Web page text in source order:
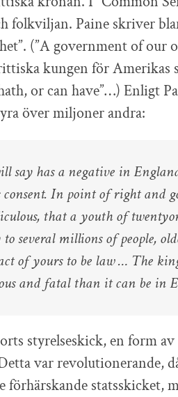
folkviljan. Paine skriver
(”A government of our
kungen för Amerikas
or can have”…) Enligt
över miljoner andra:
say has a negative in
In point of right and
that a youth of
to several millions of people,
of yours to be law … The
and fatal than it can be in
styrelseskick, en form
var revolutionerande,
förhärskande statsskicket,